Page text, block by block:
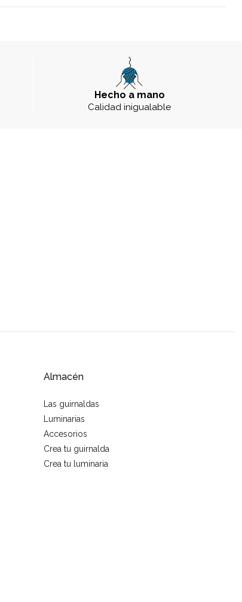
Hecho a mano
Calidad inigualable
Almacén
Las guirnaldas
Luminarias
Accesorios
Crea tu guirnalda
Crea tu luminaria